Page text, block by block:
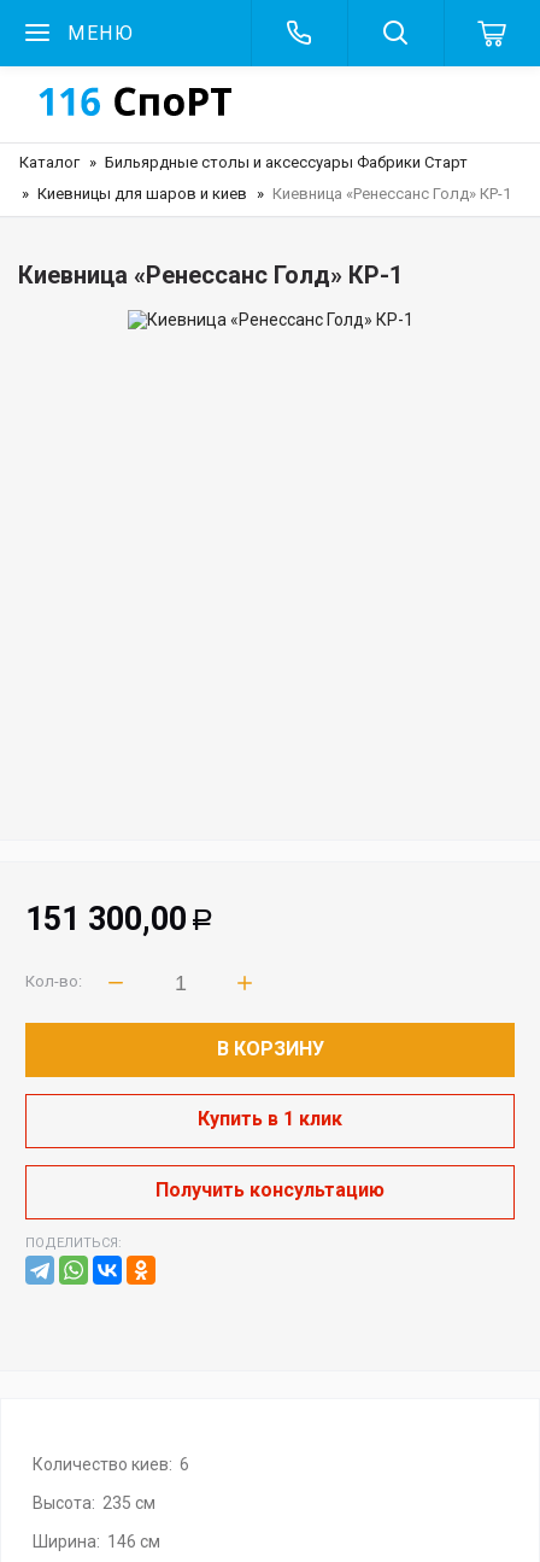
МЕНЮ
Каталог
Бильярдные столы и аксессуары Фабрики Старт
Киевницы для шаров и киев
Киевница «Ренессанс Голд» КР-1
Киевница «Ренессанс Голд» КР-1
151 300,00 Р
Кол-во:
В КОРЗИНУ
Купить в 1 клик
Получить консультацию
ПОДЕЛИТЬСЯ:
Количество киев: 6
Высота: 235 см
Ширина: 146 см